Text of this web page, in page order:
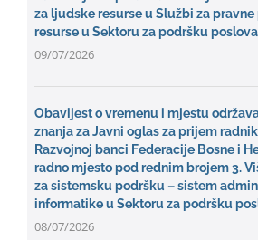
za ljudske resurse u Službi za
resurse u Sektoru za podršku
09/07/2026
Obavijest o vremenu i mjestu
znanja za Javni oglas za prijem
Razvojnoj banci Federacije Bosne i
radno mjesto pod rednim brojem 3.
za sistemsku podršku – sistem
informatike u Sektoru za podršku
08/07/2026